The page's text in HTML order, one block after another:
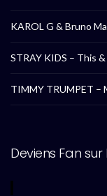
KAROL G & Bruno
STRAY KIDS – This
TIMMY TRUMPET –
Deviens Fan